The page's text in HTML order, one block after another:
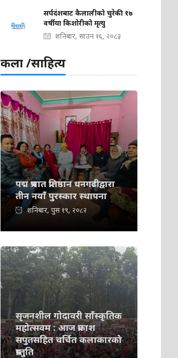
सर्पदंशबाट कैलालीको चुरेकी १७
वर्षीया किशोरीको मृत्यु
शनिबार, साउन १६, २०८३
कला /साहित्य
पद्म प्रभात प्रतिष्ठान धनगढीद्वारा
तीन नयाँ पुरस्कार स्थापना
शनिबार, पुस १९, २०८२
सृजनशील गोदावरी साँस्कृतिक
महोत्सवम : आज प्रकाश
सपुतसहित चर्चित कलाकारको
प्रस्तुति